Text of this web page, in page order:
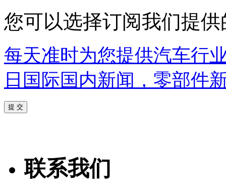
您可以选择订阅我们提
每天准时为您提供汽车行
日国际国内新闻，零部件
联系我们